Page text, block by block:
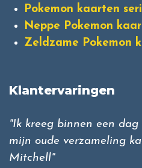
Pokemon kaarten
Neppe Pokemon
Zeldzame Pokemon
Klantervaringen
"Ik kreeg binnen een
mijn oude verzameling
Mitchell"